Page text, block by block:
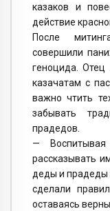
казаков и
действие
После
совершили
геноцида. Отец
казачатам с
важно чтить
забывать
прадедов.
—
рассказывать
деды и прадеды
сделали
оставаясь